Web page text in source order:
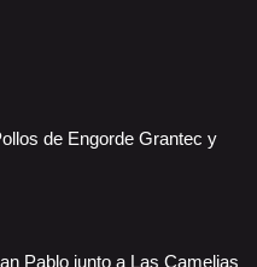
de Engorde Grantec y
Pablo junto a Las Camelias